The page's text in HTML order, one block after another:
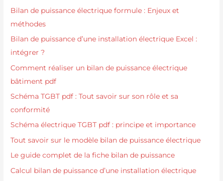
Bilan de puissance électrique formule : Enjeux et
méthodes
Bilan de puissance d’une installation électrique Excel :
intégrer ?
Comment réaliser un bilan de puissance électrique
bâtiment pdf
Schéma TGBT pdf : Tout savoir sur son rôle et sa
conformité
Schéma électrique TGBT pdf : principe et importance
Tout savoir sur le modèle bilan de puissance électrique
Le guide complet de la fiche bilan de puissance
Calcul bilan de puissance d’une installation électrique